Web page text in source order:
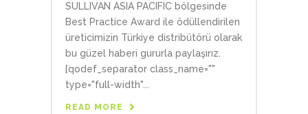
SULLIVAN ASIA PACIFIC bölgesinde
Best Practice Award ile ödüllendirilen
üreticimizin Türkiye distribütörü olarak
bu güzel haberi gururla paylaşırız.
[qodef_separator class_name=""
type="full-width"...
READ MORE